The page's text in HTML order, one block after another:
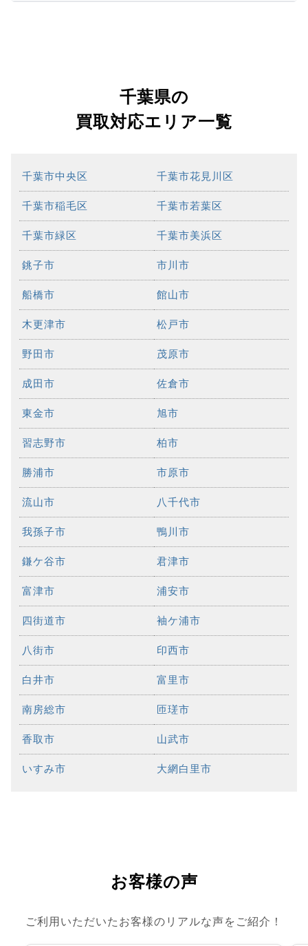
千葉県の
買取対応エリア一覧
千葉市中央区 千葉市花見川区
千葉市稲毛区 千葉市若葉区
千葉市緑区 千葉市美浜区
銚子市 市川市
船橋市 館山市
木更津市 松戸市
野田市 茂原市
成田市 佐倉市
東金市 旭市
習志野市 柏市
勝浦市 市原市
流山市 八千代市
我孫子市 鴨川市
鎌ケ谷市 君津市
富津市 浦安市
四街道市 袖ケ浦市
八街市 印西市
白井市 富里市
南房総市 匝瑳市
香取市 山武市
いすみ市 大網白里市
お客様の声
ご利用いただいたお客様のリアルな声をご紹介！